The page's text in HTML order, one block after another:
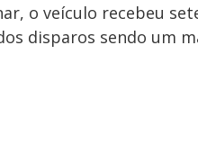
o veículo recebeu
disparos sendo um